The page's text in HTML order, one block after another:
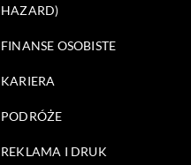
HAZARD)
FINANSE OSOBISTE
KARIERA
PODRÓŻE
REKLAMA I DRUK